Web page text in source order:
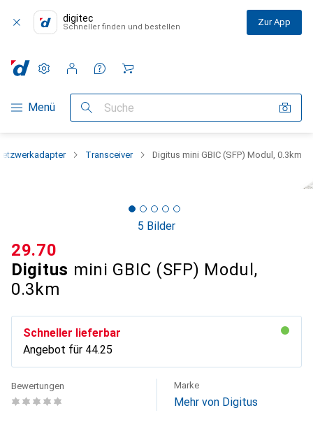
digitec
Schneller finden und bestellen Zur App
Navigation nach Kategorien
Menü Suche
Einstellungen
Kundenkonto
Vergleichslisten
Merklisten
Warenkorb
Transceiver Digitus mini GBIC (SFP) Modul, 0.3km
5 Bilder
Digitus mini GBIC (SFP) Modul,
0.3km
CHF
29.70
Schneller lieferbar
Angebot für CHF
44.25
Bewertungen Marke
Mehr von Digitus